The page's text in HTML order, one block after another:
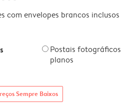
com envelopes brancos inclusos
Postais fotográficos
planos
Sempre Baixos